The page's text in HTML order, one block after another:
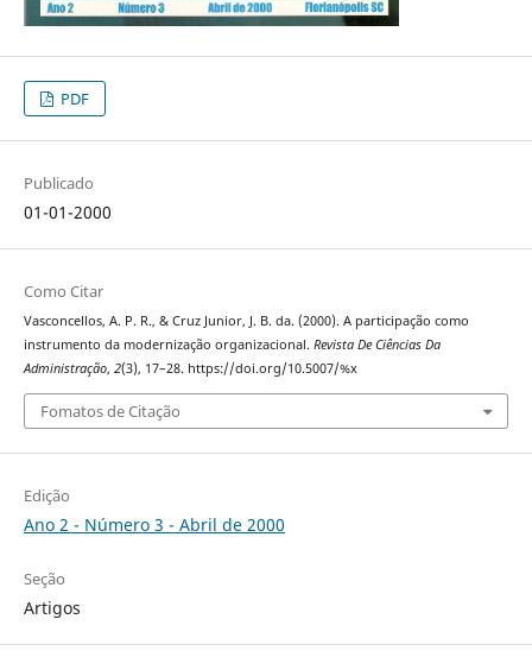
PDF
Publicado
01-01-2000
Como Citar
Vasconcellos, A. P. R., & Cruz Junior, J. B. da. (2000). A participação como
instrumento da modernização organizacional. Revista De Ciências Da
Administração, 2(3), 17–28. https://doi.org/10.5007/%x
Fomatos de Citação
Edição
Ano 2 - Número 3 - Abril de 2000
Seção
Artigos